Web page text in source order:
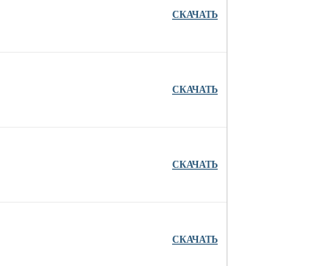
СКАЧАТЬ
СКАЧАТЬ
СКАЧАТЬ
СКАЧАТЬ